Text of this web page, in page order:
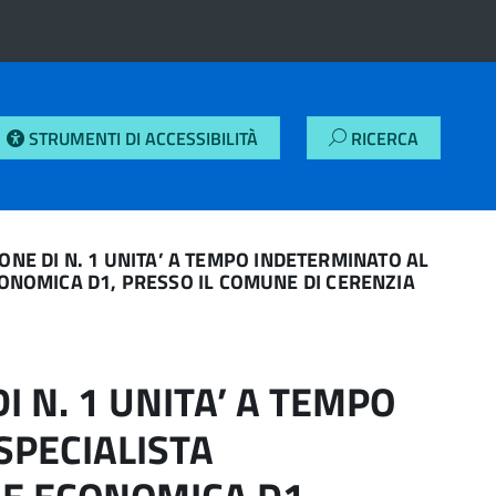
STRUMENTI DI ACCESSIBILITÀ RICERCA
DI N. 1 UNITA’ A TEMPO INDETERMINATO AL
D1, PRESSO IL COMUNE DI CERENZIA
N. 1 UNITA’ A TEMPO